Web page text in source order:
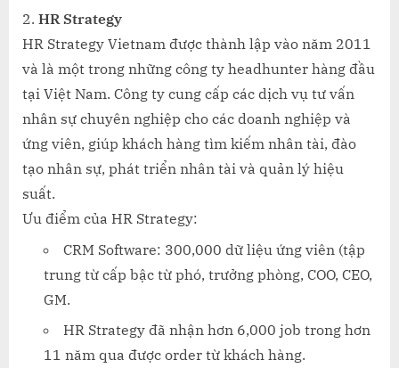
HR Strategy
HR Strategy Vietnam được thành lập vào năm 2011
và là một trong những công ty headhunter hàng đầu
tại Việt Nam. Công ty cung cấp các dịch vụ tư vấn
nhân sự chuyên nghiệp cho các doanh nghiệp và
ứng viên, giúp khách hàng tìm kiếm nhân tài, đào
tạo nhân sự, phát triển nhân tài và quản lý hiệu
suất.
Ưu điểm của HR Strategy:
CRM Software: 300,000 dữ liệu ứng viên (tập
trung từ cấp bậc từ phó, trưởng phòng, COO, CEO,
GM.
HR Strategy đã nhận hơn 6,000 job trong hơn
11 năm qua được order từ khách hàng.